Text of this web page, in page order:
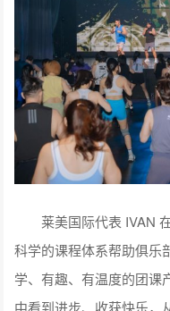
莱美国际代表 IVAN 在
科学的课程体系帮助俱乐
学、有趣、有温度的团课